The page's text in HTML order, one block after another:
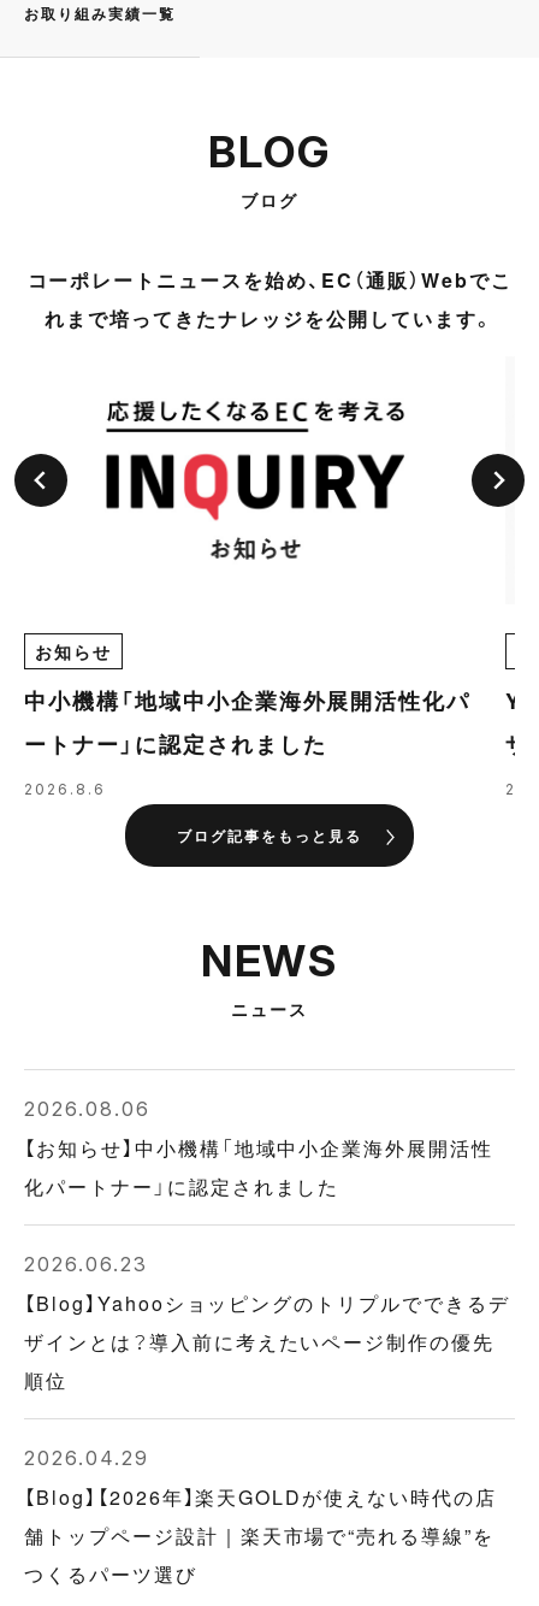
お取り組み実績一覧
BLOG
ブログ
コーポレートニュースを始め、EC（通販）Webでこ
れまで培ってきたナレッジを公開しています。
お知らせ
中小機構「地域中小企業海外展開活性化パ
ートナー」に認定されました
2026.8.6
ザ
の
ブログ記事をもっと見る
NEWS
ニュース
2026.08.06
【お知らせ】中小機構「地域中小企業海外展開活性
化パートナー」に認定されました
2026.06.23
【Blog】Yahooショッピングのトリプルでできるデ
ザインとは？導入前に考えたいページ制作の優先
順位
2026.04.29
【Blog】【2026年】楽天GOLDが使えない時代の店
舗トップページ設計｜楽天市場で“売れる導線”を
つくるパーツ選び